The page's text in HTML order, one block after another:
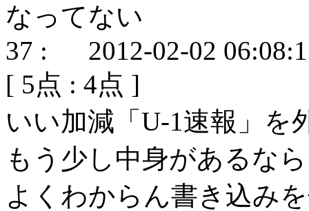
なってない
37 :
2012-02-02
[ 5点 : 4点 ]
いい加減「U-1速報」を
もう少し中身があるな
よくわからん書き込み